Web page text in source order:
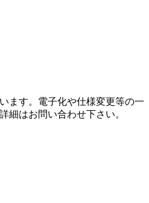
ます。電子化や仕様変更等の一
細はお問い合わせ下さい。